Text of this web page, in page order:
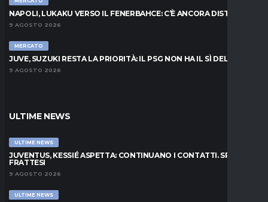
NAPOLI, LUKAKU VERSO IL FENERBAHCE: C’È ANCORA DISTANZA
9 AGOSTO 2026
MERCATO
JUVE, SUZUKI RESTA LA PRIORITÀ: IL PSG NON HA IL SÌ DEL PARMA
9 AGOSTO 2026
ULTIME NEWS
ULTIME NEWS
JUVENTUS, KESSIÉ ASPETTA: CONTINUANO I CONTATTI. SPUNTA
FRATTESI
9 AGOSTO 2026
ULTIME NEWS